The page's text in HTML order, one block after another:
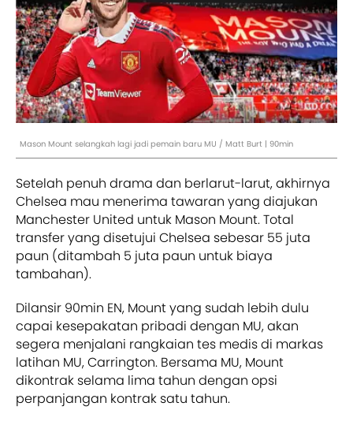
Mason Mount selangkah lagi jadi pemain baru MU / Matt Burt | 90min
Setelah penuh drama dan berlarut-larut, akhirnya
Chelsea mau menerima tawaran yang diajukan
Manchester United untuk Mason Mount. Total
transfer yang disetujui Chelsea sebesar 55 juta
paun (ditambah 5 juta paun untuk biaya
tambahan).
Dilansir 90min EN, Mount yang sudah lebih dulu
capai kesepakatan pribadi dengan MU, akan
segera menjalani rangkaian tes medis di markas
latihan MU, Carrington. Bersama MU, Mount
dikontrak selama lima tahun dengan opsi
perpanjangan kontrak satu tahun.